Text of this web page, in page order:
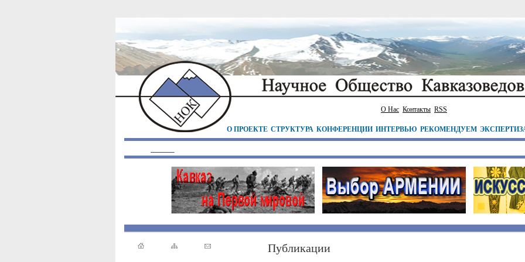
О Нас Контакты RSS
О ПРОЕКТЕ СТРУКТУРА КОНФЕРЕНЦИИ ИНТЕРВЬЮ РЕКОМЕНДУЕМ
Публикации